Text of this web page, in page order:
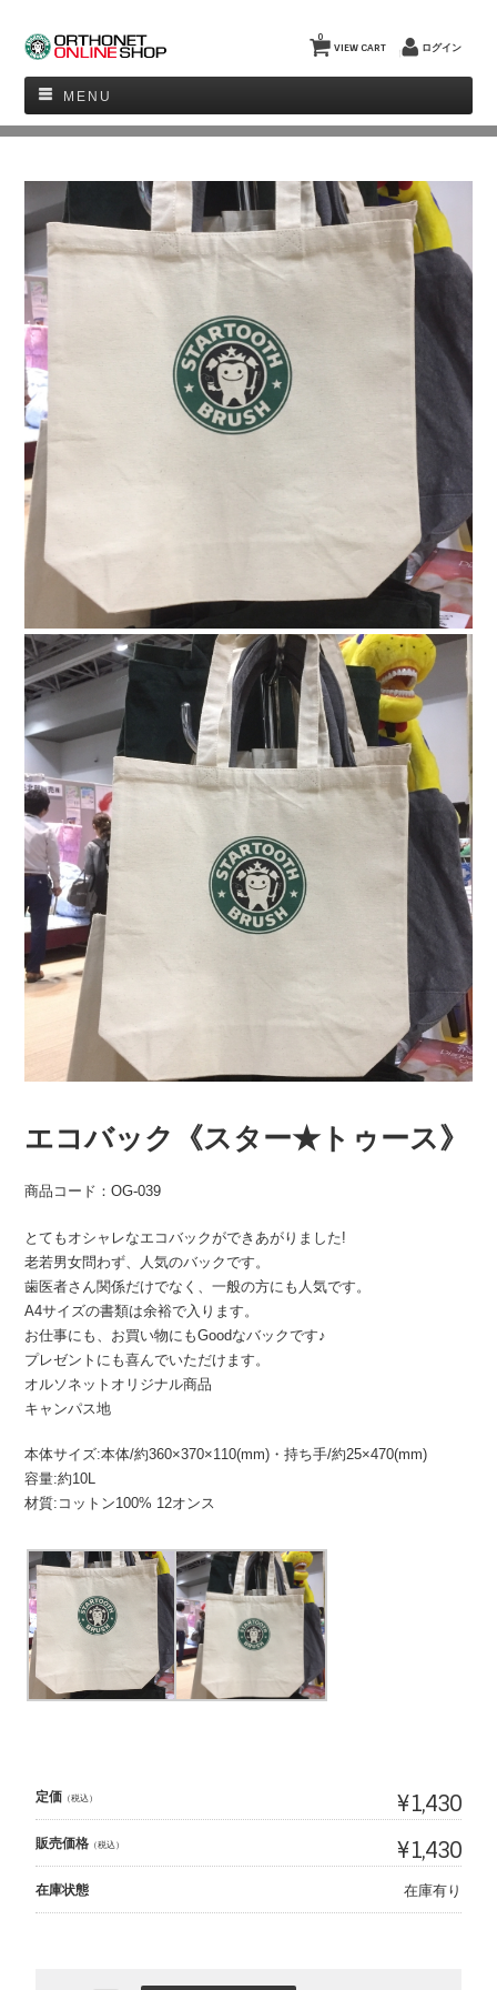
VIEW CART
0
ログイン
MENU
エコバック《スター★トゥース》
商品コード：OG-039
とてもオシャレなエコバックができあがりました!
老若男女問わず、人気のバックです。
歯医者さん関係だけでなく、一般の方にも人気です。
A4サイズの書類は余裕で入ります。
お仕事にも、お買い物にもGoodなバックです♪
プレゼントにも喜んでいただけます。
オルソネットオリジナル商品
キャンパス地
本体サイズ:本体/約360×370×110(mm)・持ち手/約25×470(mm)
容量:約10L
材質:コットン100% 12オンス
定価 （税込） ¥1,430
販売価格 （税込） ¥1,430
在庫状態 在庫有り